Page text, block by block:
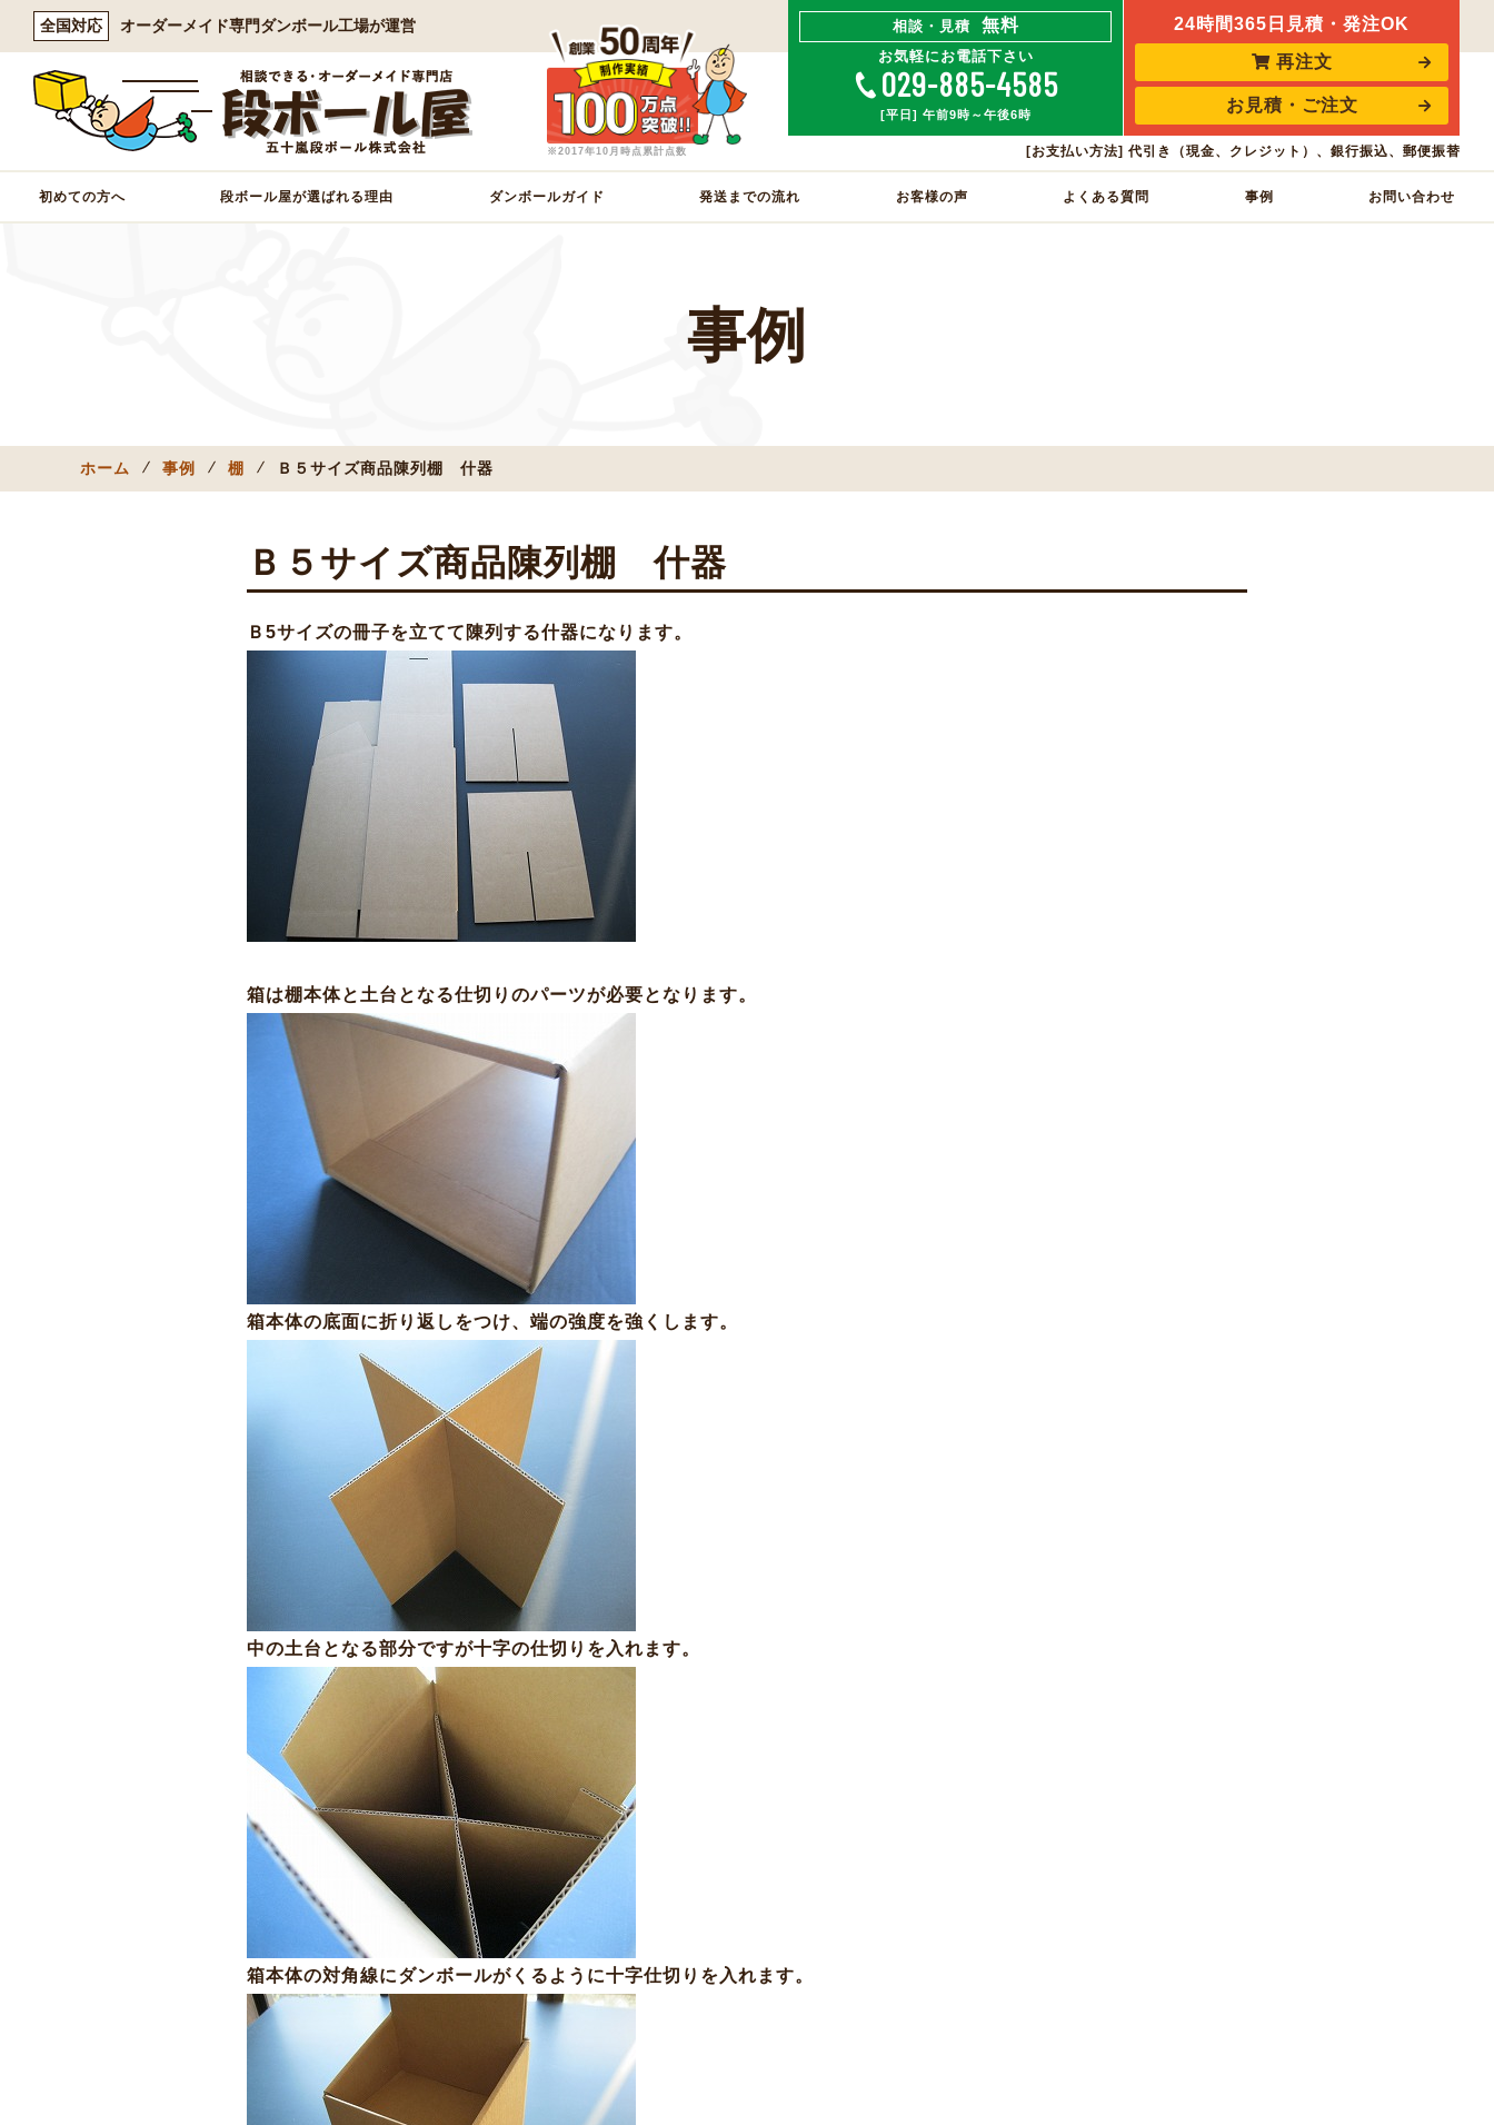
全国対応 オーダーメイド専門ダンボール工場が運営
※2017年10月時点累計点数
相談・見積 無料
お気軽にお電話下さい
029-885-4585
[平日] 午前9時～午後6時
24時間365日見積・発注OK
再注文
お見積・ご注文
[お支払い方法] 代引き（現金、クレジット）、銀行振込、郵便振替
初めての方へ 段ボール屋が選ばれる理由 ダンボールガイド 発送までの流れ お客様の声 よくある質問 事例 お問い合わせ
事例
ホーム 事例 棚 Ｂ５サイズ商品陳列棚 什器
Ｂ５サイズ商品陳列棚 什器
Ｂ5サイズの冊子を立てて陳列する什器になります。
箱は棚本体と土台となる仕切りのパーツが必要となります。
箱本体の底面に折り返しをつけ、端の強度を強くします。
中の土台となる部分ですが十字の仕切りを入れます。
箱本体の対角線にダンボールがくるように十字仕切りを入れます。